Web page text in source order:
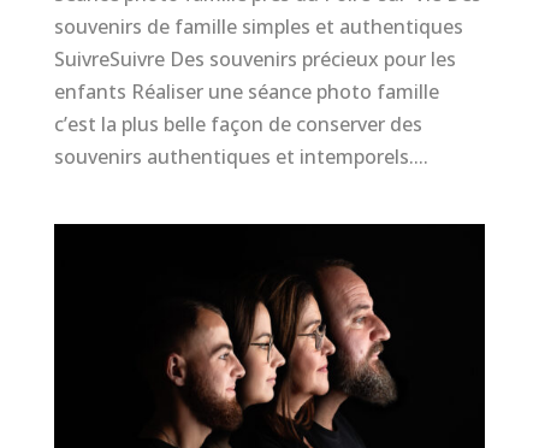
souvenirs de famille simples et authentiques
SuivreSuivre Des souvenirs précieux pour les
enfants Réaliser une séance photo famille
c’est la plus belle façon de conserver des
souvenirs authentiques et intemporels....